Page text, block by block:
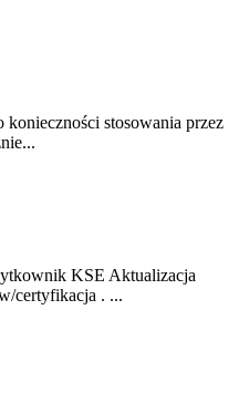
stosowania przez
KSE Aktualizacja
certyfikacja . ...